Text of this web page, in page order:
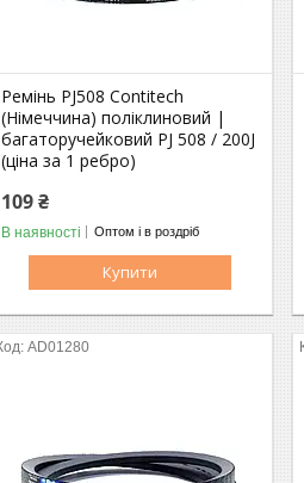
Ремінь PJ508 Contitech
(Німеччина) поліклиновий |
багаторучейковий PJ 508 / 200J
(ціна за 1 ребро)
109 ₴
В наявності Оптом і в роздріб
Купити
AD01280